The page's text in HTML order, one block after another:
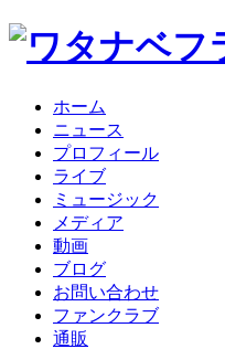
ホーム
ニュース
プロフィール
ライブ
ミュージック
メディア
動画
ブログ
お問い合わせ
ファンクラブ
通販